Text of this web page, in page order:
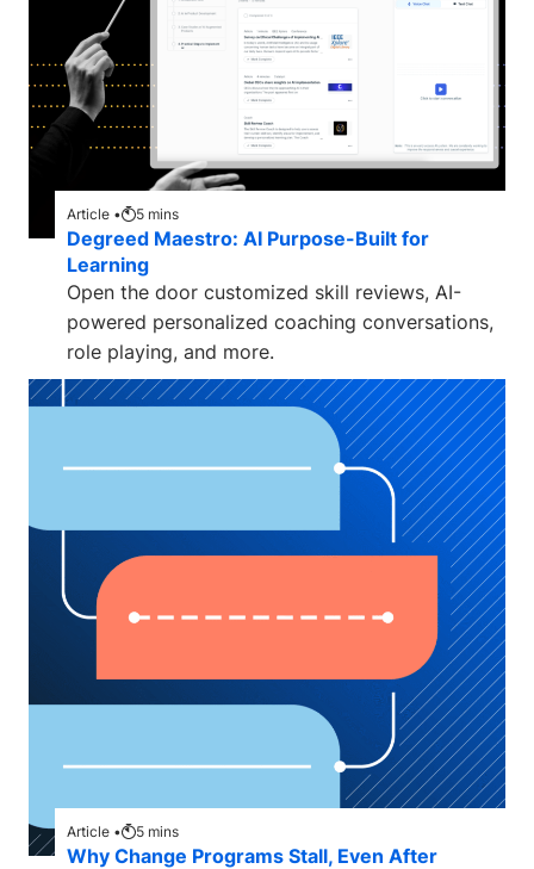
Article • 5 mins
Degreed Maestro: AI Purpose-Built for
Learning
Open the door customized skill reviews, AI-
powered personalized coaching conversations,
role playing, and more.
Article • 5 mins
Why Change Programs Stall, Even After